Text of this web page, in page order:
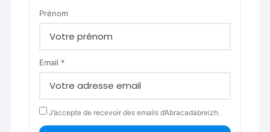
Prénom
Email *
J’accepte de recevoir des emails d’Abracadabreizh.